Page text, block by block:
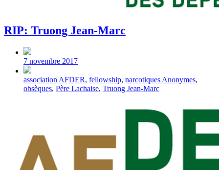
RIP: Truong Jean-Marc
Post
date
7 novembre 2017
Tagged
with
association AFDER, fellowship, narcotiques Anonymes,
obsèques, Père Lachaise, Truong Jean-Marc